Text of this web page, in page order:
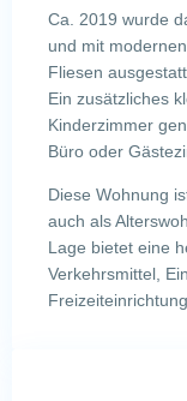
Ca. 2019 wurde
und mit
Fliesen
Ein zusätzliches
Kinderzimmer
Büro oder
Diese Wohnung
auch als
Lage bietet eine
Verkehrsmittel,